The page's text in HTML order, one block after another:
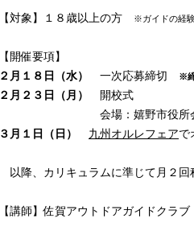
【対象】１８歳以上の方 ※ガイドの経
【開催要項】
２月１８日（水）
一次応募締切 ※
２月２３日（月） 開校式
会場：嬉野市役所会議室
３月１日（日）
九州オルレフェアで
以降、カリキュラムに準じて月２回
【講師】佐賀アウトドアガイドクラ